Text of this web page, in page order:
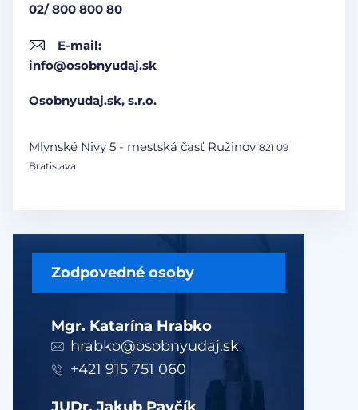
Zodpovedné osoby
Mgr. Katarína Hrabko
hrabko@osobnyudaj.sk
+421 915 751 060
02/ 800 800 80
E-mail:
info@osobnyudaj.sk
Osobnyudaj.sk, s.r.o.
Mlynské Nivy 5 - mestská časť Ružinov 821 09
Bratislava